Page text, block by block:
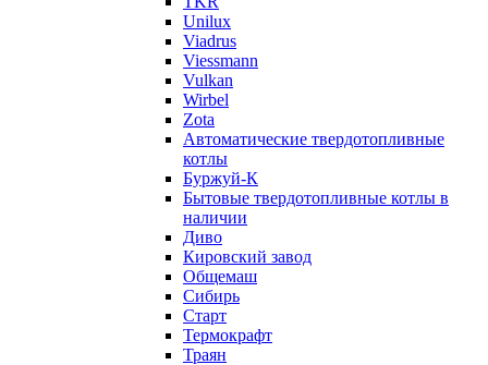
Unilux
Viadrus
Viessmann
Vulkan
Wirbel
Zota
Автоматические твердотопливные
котлы
Буржуй-К
Бытовые твердотопливные котлы в
наличии
Диво
Кировский завод
Общемаш
Сибирь
Старт
Термокрафт
Траян